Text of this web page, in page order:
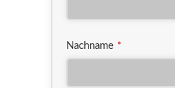
Nachname *